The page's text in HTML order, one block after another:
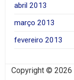
abril 2013
março 2013
fevereiro 2013
Copyright © 2026